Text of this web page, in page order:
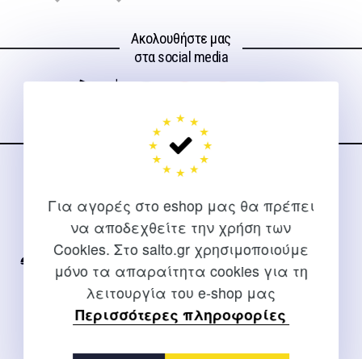
Για αγορές στο eshop μας θα πρέπει
να αποδεχθείτε την χρήση των
Cookies. Στο salto.gr χρησιμοποιούμε
μόνο τα απαραίτητα cookies για τη
λειτουργία του e-shop μας
Περισσότερες πληροφορίες
Ακολουθήστε μας
στα social media
Για διευκρινίσεις και υποστήριξη παραγγελιών μέσω του
2310 267108
info@salto.gr